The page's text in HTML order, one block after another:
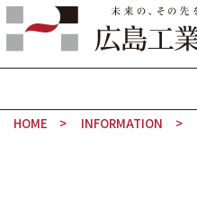
HOME INFORMATION